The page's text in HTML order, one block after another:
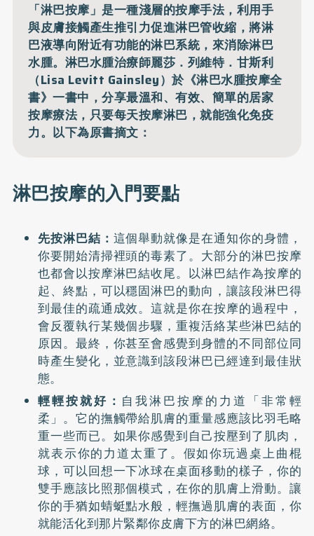
「淋巴按摩」是一種淺層的按摩手法，利用手
與皮膚接觸產生推引力促進淋巴管收縮，將淋
巴液導向附近有功能的淋巴系統，來消除淋巴
水腫。淋巴水腫治療師麗莎．列維特．甘斯利
（Lisa Levitt Gainsley）於《淋巴水腫按摩全
書》一書中，分享最溫和、有效、簡單的居家
按摩療法，只要每天按摩淋巴，就能強化免疫
力。以下為原書摘文：
淋巴按摩的入門要點
先按淋巴結： 這個舉動就像是在通知你的身體，
你要開始清掃裡頭的毒素了。大部分的淋巴按摩
也都會以按摩淋巴結收尾。以淋巴結作為按摩的
起、終點，可以穩固淋巴的動向，讓該段淋巴得
到最佳的疏通成效。這就是你在按摩的過程中，
會反覆執行某幾個步驟，重複活絡某些淋巴結的
原因。最終，你甚至會感覺到身體的不同部位同
時產生變化，並意識到該段淋巴已經達到最佳狀
態。
輕輕按就好： 自我淋巴按摩的力道「非常輕
柔」。它的撫觸帶給肌膚的重量感應該比羽毛略
重一些而已。如果你感覺到自己按壓到了肌肉，
就表示你的力道太重了。假如你玩過桌上曲棍
球，可以回想一下冰球在桌面移動的樣子，你的
雙手應該比照那個模式，在你的肌膚上滑動。讓
你的手猶如蜻蜓點水般，輕撫過肌膚的表面，你
就能活化到那片緊鄰你皮膚下方的淋巴網絡。